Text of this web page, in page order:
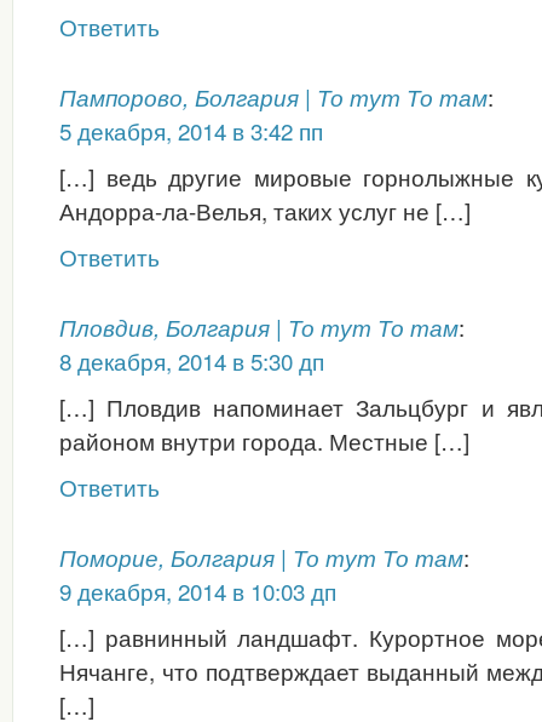
Ответить
Пампорово, Болгария | То тут То там:
5 декабря, 2014 в 3:42 пп
[…] ведь другие мировые горнолыжные
Андорра-ла-Велья, таких услуг не […]
Ответить
Пловдив, Болгария | То тут То там:
8 декабря, 2014 в 5:30 дп
[…] Пловдив напоминает Зальцбург и
районом внутри города. Местные […]
Ответить
Поморие, Болгария | То тут То там:
9 декабря, 2014 в 10:03 дп
[…] равнинный ландшафт. Курортное
Нячанге, что подтверждает выданный
[…]